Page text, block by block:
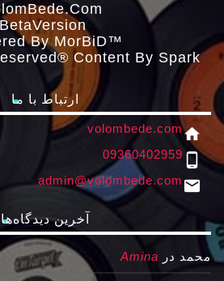
ΒetaVersion
By MorBiD™
Content By Spark
ارتباط با ما
home
volombede.com
phone_android
09360402959
email
admin@volombede.com
آخرین دیدگاه‌ها
محمد در Amina